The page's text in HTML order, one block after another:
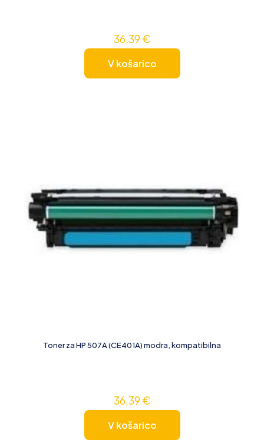
36,39€
V košarico
Toner za HP 507A (CE401A) modra, kompatibilna
36,39€
V košarico